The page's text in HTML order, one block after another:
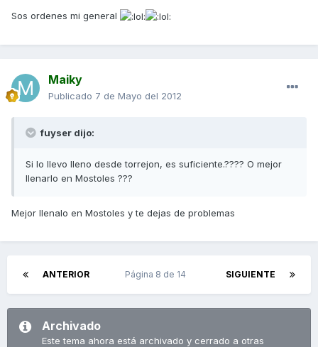
Sos ordenes mi general
Maiky
Publicado 7 de Mayo del 2012
fuyser dijo:
Si lo llevo lleno desde torrejon, es suficiente.???? O mejor
llenarlo en Mostoles ???
Mejor llenalo en Mostoles y te dejas de problemas
ANTERIOR SIGUIENTE
Página 8 de 14
Archivado
Este tema ahora está archivado y cerrado a otras